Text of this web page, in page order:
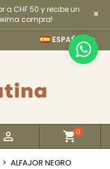
a CHF 50 y recibe un
compra!
×
ESPAÑOL 
 0
ALFAJOR NEGRO
×
×
×
productos en su
Iniciar sesión